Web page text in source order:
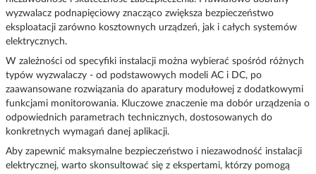
wyzwalacz podnapięciowy znacząco zwiększa bezpieczeństwo
eksploatacji zarówno kosztownych urządzeń, jak i całych systemów
elektrycznych.
W zależności od specyfiki instalacji można wybierać spośród różnych
typów wyzwalaczy - od podstawowych modeli AC i DC, po
zaawansowane rozwiązania do aparatury modułowej z dodatkowymi
funkcjami monitorowania. Kluczowe znaczenie ma dobór urządzenia o
odpowiednich parametrach technicznych, dostosowanych do
konkretnych wymagań danej aplikacji.
Aby zapewnić maksymalne bezpieczeństwo i niezawodność instalacji
elektrycznej, warto skonsultować się z ekspertami, którzy pomogą